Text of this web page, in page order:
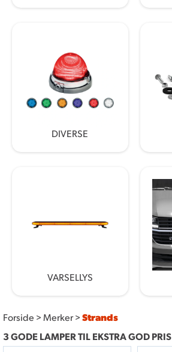
DIVERSE
VARSELLYS
Forside>Merker>Strands
3 GODE LAMPER TIL EKSTRA GOD PRIS